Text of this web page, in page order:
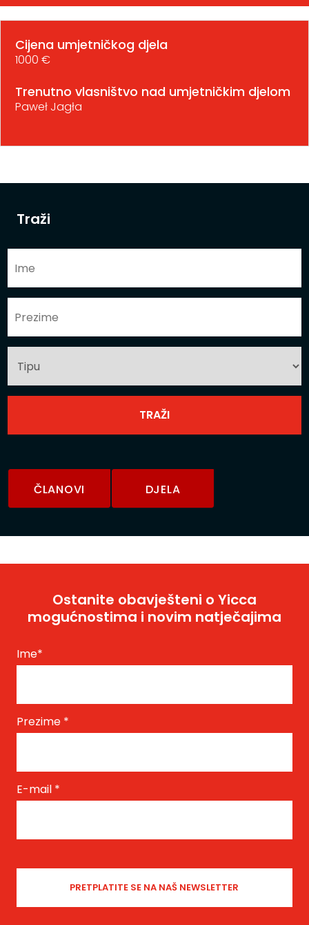
Traži
ČLANOVI DJELA
Cijena umjetničkog djela
1000 €
Trenutno vlasništvo nad umjetničkim djelom
Paweł Jagła
Ostanite obavješteni o Yicca
mogućnostima i novim natječajima
Ime*
Prezime *
E-mail *